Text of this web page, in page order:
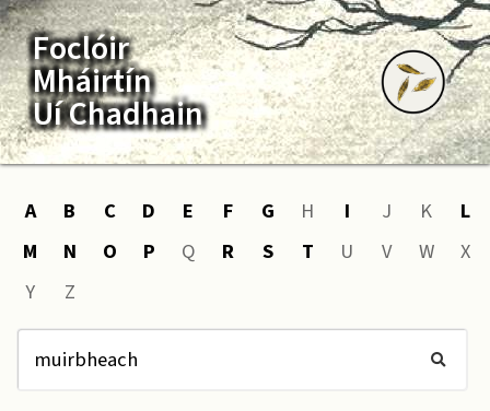
Foclóir
Mháirtín
Uí Chadhain
A B C D E F G H I J K
L
M
N O P Q R S T U V W
X
Y
Z